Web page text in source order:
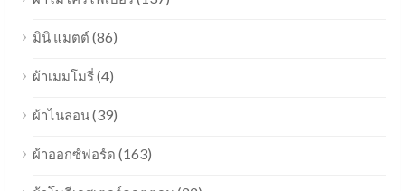
มินิ แมตต์(86)
ผ้าเมมโมรี่(4)
ผ้าไนลอน(39)
ผ้าออกซ์ฟอร์ด (163)